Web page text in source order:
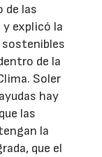
de las
explicó la
sostenibles
de la
Soler
hay
las
la
que el